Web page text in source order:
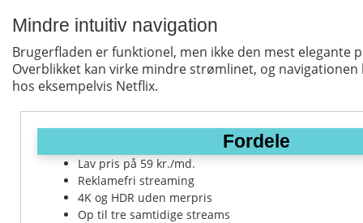
Mindre intuitiv navigation
Brugerfladen er funktionel, men ikke den mest elegante
Overblikket kan virke mindre strømlinet, og
hos eksempelvis Netflix.
Fordele
Lav pris på 59 kr./md.
Reklamefri streaming
4K og HDR uden merpris
Op til tre samtidige streams